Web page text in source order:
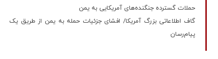
حملات گسترده جنگنده‌های آمریکایی به یمن
گاف اطلاعاتی بزرگ آمریکا/ افشای جزئیات حمله به یمن از طریق یک
پیام‌رسان